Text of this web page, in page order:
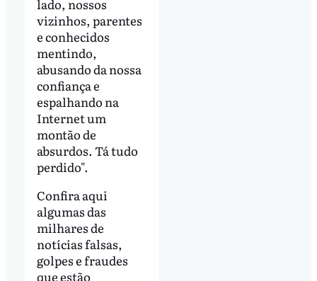
lado, nossos
vizinhos, parentes
e conhecidos
mentindo,
abusando da nossa
confiança e
espalhando na
Internet um
montão de
absurdos. Tá tudo
perdido".
Confira aqui
algumas das
milhares de
notícias falsas,
golpes e fraudes
que estão